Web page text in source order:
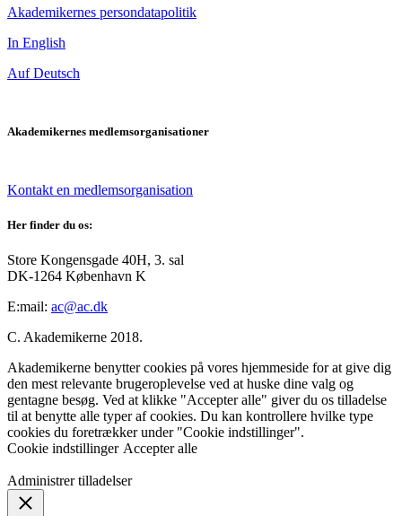
Akademikernes persondatapolitik
In English
Auf Deutsch
Akademikernes medlemsorganisationer
Kontakt en medlemsorganisation
Her finder du os:
Store Kongensgade 40H, 3. sal
DK-1264 København K
E:mail: ac@ac.dk
C. Akademikerne 2018.
Akademikerne benytter cookies på vores hjemmeside for at give dig
den mest relevante brugeroplevelse ved at huske dine valg og
gentagne besøg. Ved at klikke "Accepter alle" giver du os tilladelse
til at benytte alle typer af cookies. Du kan kontrollere hvilke type
cookies du foretrækker under "Cookie indstillinger".
Cookie indstillinger Accepter alle
Administrer tilladelser